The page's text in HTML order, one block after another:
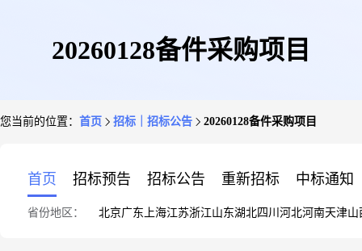
20260128备件采购项目
您当前的位置： 首页 招标｜招标公告 20260128备件采购项目
首页 招标预告 招标公告 重新招标 中标通知
省份地区： 北京广东 上海江苏浙江山东湖北四川 河北河南天津山